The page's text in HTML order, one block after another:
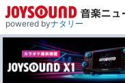
powered byナタリー